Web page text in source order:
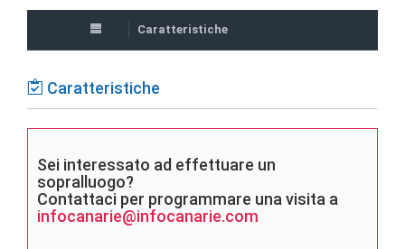
Caratteristiche
Caratteristiche
Sei interessato ad effettuare un
sopralluogo?
Contattaci per programmare una visita a
infocanarie@infocanarie.com